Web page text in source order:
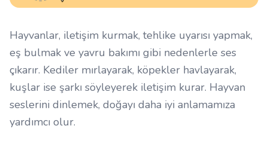
Hayvanlar, iletişim kurmak, tehlike uyarısı yapmak,
eş bulmak ve yavru bakımı gibi nedenlerle ses
çıkarır. Kediler mırlayarak, köpekler havlayarak,
kuşlar ise şarkı söyleyerek iletişim kurar. Hayvan
seslerini dinlemek, doğayı daha iyi anlamamıza
yardımcı olur.